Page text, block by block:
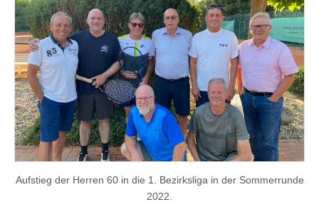
Aufstieg der Herren 60 in die 1. Bezirksliga in der Sommerrunde
2022.